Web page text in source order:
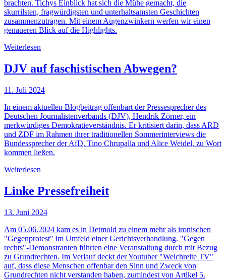
brachten. Tichys Einblick hat sich die Mühe gemacht, die
skurrilsten, fragwürdigsten und unterhaltsamsten Geschichten
zusammenzutragen. Mit einem Augenzwinkern werfen wir einen
genaueren Blick auf die Highlights.
Weiterlesen
DJV auf faschistischen Abwegen?
11. Juli 2024
In einem aktuellen Blogbeitrag offenbart der Pressesprecher des
Deutschen Journalistenverbands (DJV), Hendrik Zörner, ein
merkwürdiges Demokratieverständnis. Er kritisiert darin, dass ARD
und ZDF im Rahmen ihrer traditionellen Sommerinterviews die
Bundessprecher der AfD, Tino Chrupalla und Alice Weidel, zu Wort
kommen ließen.
Weiterlesen
Linke Pressefreiheit
13. Juni 2024
Am 05.06.2024 kam es in Detmold zu einem mehr als ironischen
"Gegenprotest" im Umfeld einer Gerichtsverhandlung. "Gegen
rechts"-Demonstranten führten eine Veranstaltung durch mit Bezug
zu Grundrechten. Im Verlauf deckt der Youtuber "Weichreite TV"
auf, dass diese Menschen offenbar den Sinn und Zweck von
Grundrechten nicht verstanden haben, zumindest von Artikel 5.